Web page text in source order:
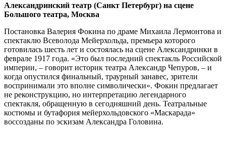
Александринский театр (Санкт Петербург) на сцене
Большого театра, Москва
Постановка Валерия Фокина по драме Михаила Лермонтова и
спектаклю Всеволода Мейерхольда, премьера которого
готовилась шесть лет и состоялась на сцене Александринки в
феврале 1917 года. «Это был последний спектакль Российской
империи, – говорит историк театра Александр Чепуров, – и
когда опустился финальный, траурный занавес, зрители
воспринимали это вполне символически». Фокин предлагает
не реконструкцию, но интерпретацию легендарного
спектакля, обращенную в сегодняшний день. Театральные
костюмы и бутафория мейерхольдовского «Маскарада»
воссозданы по эскизам Александра Головина.